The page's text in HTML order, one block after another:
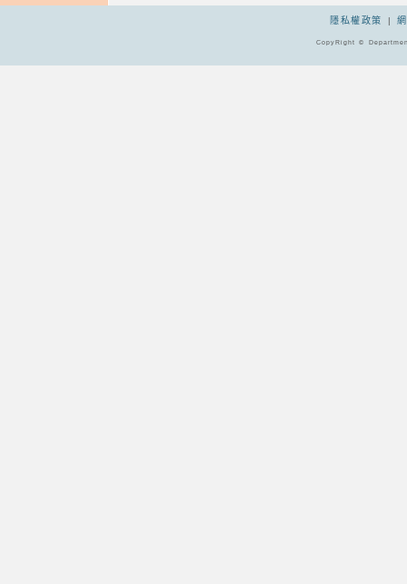
隱私權政策 |
CopyRight ©